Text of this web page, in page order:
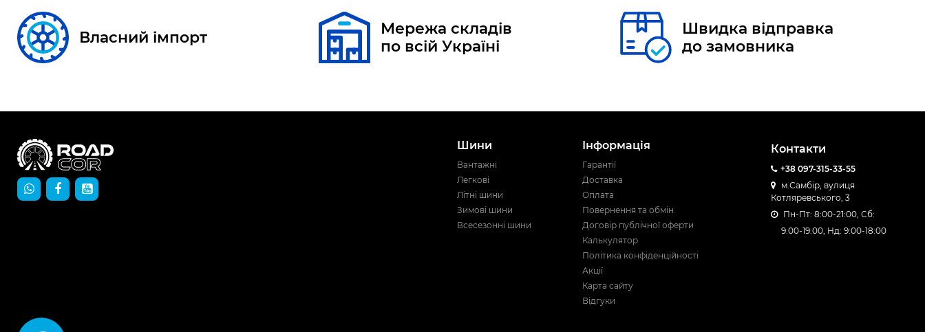
Власний імпорт
Мережа складів
по всій Україні
Швидка відправка
до замовника
Шини
Вантажні
Легкові
Літні шини
Зимові шини
Всесезонні шини
Інформація
Гарантії
Доставка
Оплата
Повернення та обмін
Договір публічної оферти
Калькулятор
Політика конфіденційності
Акції
Карта сайту
Відгуки
Контакти
+38 097-315-33-55
м.Самбір, вулиця
Котляревського, 3
Пн-Пт: 8:00-21:00, Сб:
9:00-19:00, Нд: 9:00-18:00